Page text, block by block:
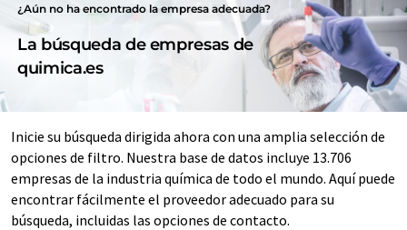
¿Aún no ha encontrado la empresa adecuada?
La búsqueda de empresas de
quimica.es
Inicie su búsqueda dirigida ahora con una amplia selección de
opciones de filtro. Nuestra base de datos incluye 13.706
empresas de la industria química de todo el mundo. Aquí puede
encontrar fácilmente el proveedor adecuado para su
búsqueda, incluidas las opciones de contacto.